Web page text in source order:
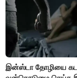
இன்ஸ்டா தோழியை